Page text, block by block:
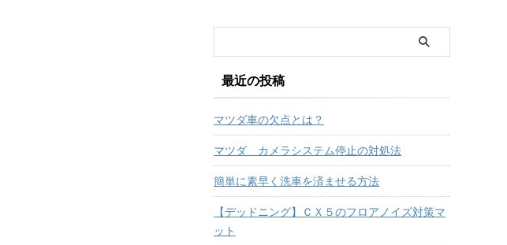
最近の投稿
マツダ車の欠点とは？
マツダ カメラシステム停止の対処法
簡単に素早く洗車を済ませる方法
【デッドニング】ＣＸ５のフロアノイズ対策マ
ット